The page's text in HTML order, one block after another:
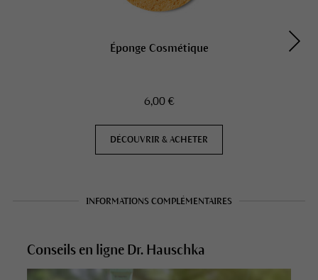
Éponge Cosmétique
6,00 €
DÉCOUVRIR & ACHETER
INFORMATIONS COMPLÉMENTAIRES
Conseils en ligne Dr. Hauschka